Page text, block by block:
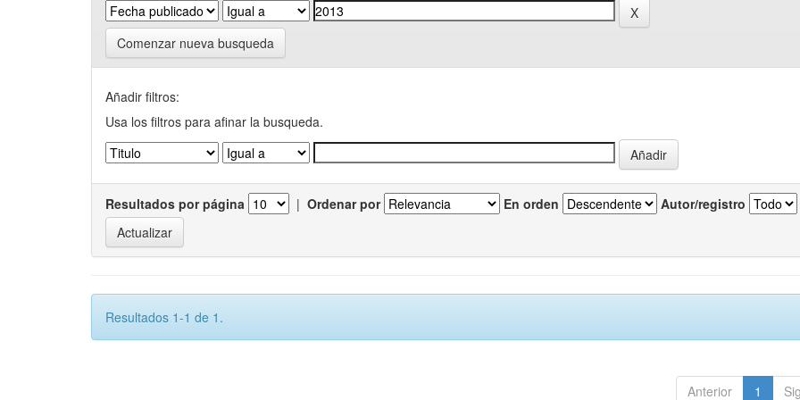
Comenzar nueva busqueda
Añadir filtros:
Usa los filtros para afinar la busqueda.
Resultados por página | Ordenar por En orden Autor/registro
Resultados 1-1 de 1.
Anterior 1